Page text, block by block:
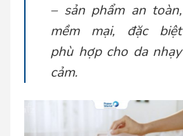
– sản phẩm an toàn,
mềm mại, đặc biệt
phù hợp cho da nhạy
cảm.